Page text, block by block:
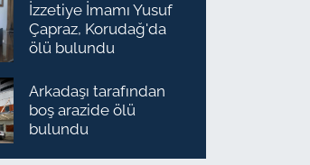
İzzetiye İmamı Yusuf
Çapraz, Korudağ'da
ölü bulundu
Arkadaşı tarafından
boş arazide ölü
bulundu